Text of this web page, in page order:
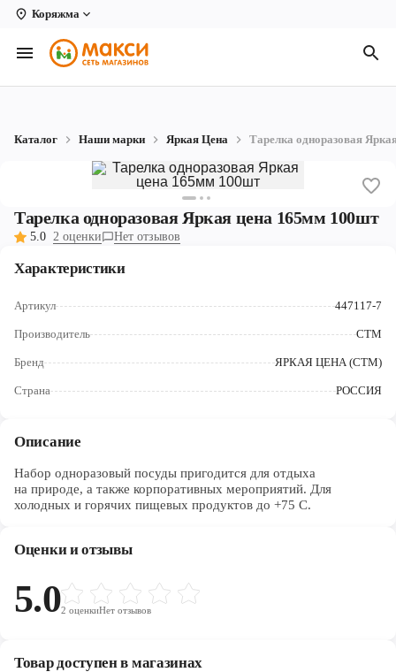
Коряжма
Вологда
Архангельск
Коряжма
Котлас
Рыбинск
Северодвинск
Ярославль
Каталог Наши марки Яркая Цена Тарелка одноразовая
Тарелка одноразовая Яркая цена 165мм 100шт
5.0 2 оценки Нет отзывов
Характеристики
Артикул 447117-7
Производитель СТМ
Бренд ЯРКАЯ ЦЕНА (СТМ)
Страна РОССИЯ
Описание
Набор одноразовый посуды пригодится для отдыха
на природе, а также корпоративных мероприятий. Для
холодных и горячих пищевых продуктов до +75 C.
Оценки и отзывы
5.02 оценкиНет отзывов
Товар доступен в магазинах